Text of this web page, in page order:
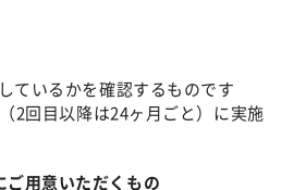
ているかを確認するものです
2回目以降は24ヶ月ごと）に実施
ご用意いただくもの